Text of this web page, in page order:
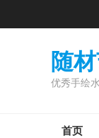
随
优秀手绘
首页